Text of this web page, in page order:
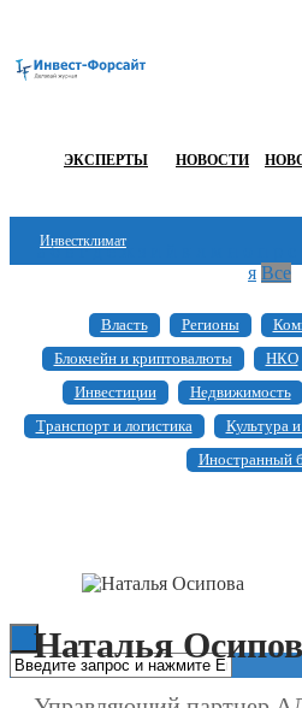
ЭКСПЕРТЫ НОВОСТИ
Инвестклимат
Инвестиции
Блокчейн
Стартапы
а б в г д е ж
я Все
Власть Регионы
Блокчейн и криптовалюты
НКО
Инвестиции
Недвижимость
Транспорт и логистика
Культура
Иностранный
Наталья